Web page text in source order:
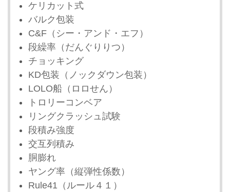
ケリカット式
バルク包装
C&F（シー・アンド・エフ）
段繰率（だんぐりりつ）
チョッキング
KD包装（ノックダウン包装）
LOLO船（ロロせん）
トロリーコンベア
リングクラッシュ試験
段積み強度
交互列積み
胴膨れ
ヤング率（縦弾性係数）
Rule41（ルール４１）